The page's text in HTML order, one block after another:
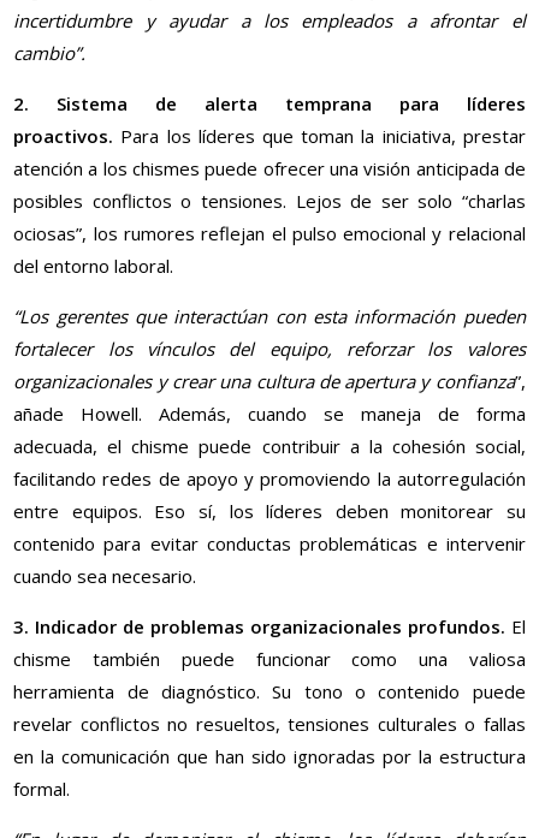
incertidumbre y ayudar a los empleados a afrontar el
cambio”.
2. Sistema de alerta temprana para líderes
proactivos. Para los líderes que toman la iniciativa, prestar
atención a los chismes puede ofrecer una visión anticipada de
posibles conflictos o tensiones. Lejos de ser solo “charlas
ociosas”, los rumores reflejan el pulso emocional y relacional
del entorno laboral.
“Los gerentes que interactúan con esta información pueden
fortalecer los vínculos del equipo, reforzar los valores
organizacionales y crear una cultura de apertura y confianza”,
añade Howell. Además, cuando se maneja de forma
adecuada, el chisme puede contribuir a la cohesión social,
facilitando redes de apoyo y promoviendo la autorregulación
entre equipos. Eso sí, los líderes deben monitorear su
contenido para evitar conductas problemáticas e intervenir
cuando sea necesario.
3. Indicador de problemas organizacionales profundos. El
chisme también puede funcionar como una valiosa
herramienta de diagnóstico. Su tono o contenido puede
revelar conflictos no resueltos, tensiones culturales o fallas
en la comunicación que han sido ignoradas por la estructura
formal.